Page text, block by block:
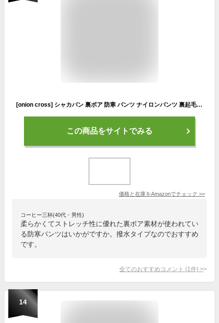
[onion cross] シャカパン 裏ボア 防寒 パンツ ナイロンパンツ 裏起毛 撥水 ストレート 冬 防風 暖 レディース (M, グレージュ)
この商品をサイトでみる
価格と在庫をAmazonでチェック >>
コーヒー三杯(40代・男性)
柔らかくてストレッチ性に優れた裏ボア素材が使われてい
る防寒パンツはいかがですか。撥水タイプなのでおすすめ
です。
全てのおすすめコメント (1 件) >
14